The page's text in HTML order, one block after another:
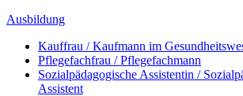
Ausbildung
Kauffrau / Kaufmann im
Pflegefachfrau / Pflegefachmann
Sozialpädagogische Assistentin /
Assistent